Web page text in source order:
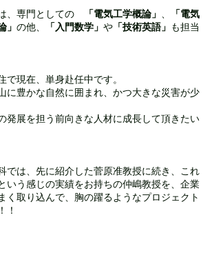
、専門としての 「電気工学概論」 、
「電気
」 の他、 「入門数学」 や 「技術英語」 も担当
現在、単身赴任中です。
に豊かな自然に囲まれ、かつ大きな災害が少
発展を担う前向きな人材に成長して頂きたい
では、先に紹介した菅原准教授に続き、これ
いう感じの実績をお持ちの仲嶋教授を、企業
く取り込んで、胸の躍るようなプロジェクト
！